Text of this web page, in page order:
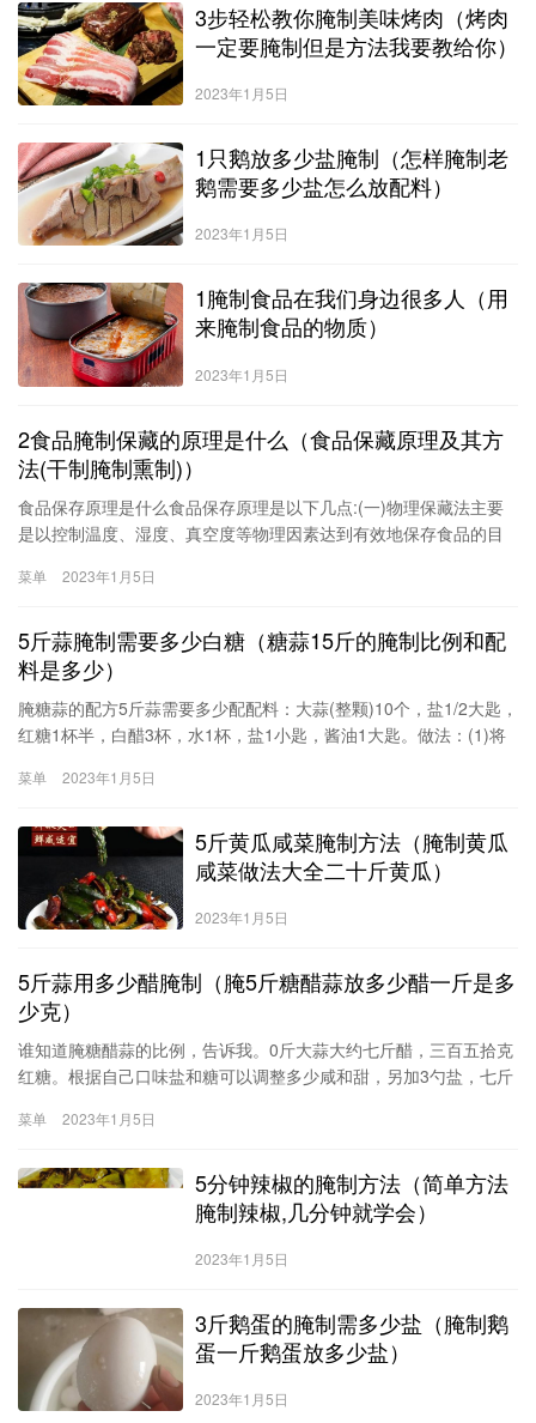
3步轻松教你腌制美味烤肉（烤肉
一定要腌制但是方法我要教给你）
2023年1月5日
1只鹅放多少盐腌制（怎样腌制老
鹅需要多少盐怎么放配料）
2023年1月5日
1腌制食品在我们身边很多人（用
来腌制食品的物质）
2023年1月5日
2食品腌制保藏的原理是什么（食品保藏原理及其方
法(干制腌制熏制)）
食品保存原理是什么食品保存原理是以下几点:(一)物理保藏法主要
是以控制温度、湿度、真空度等物理因素达到有效地保存食品的目
保存食品。如用糖、盐、酒、醋、植物杀菌剂、防腐剂等加入食品
菜单 2023年1月5日
5斤蒜腌制需要多少白糖（糖蒜15斤的腌制比例和配
料是多少）
腌糖蒜的配方5斤蒜需要多少配配料：大蒜(整颗)10个，盐1/2大匙，
红糖1杯半，白醋3杯，水1杯，盐1小匙，酱油1大匙。做法：(1)将
溶解后熄火，再放入大蒜浸渍20分钟，捞起沥干水份放凉备糖蒜
为糖醋汁。(4)将大蒜与冷却的糖醋汁一起放入容器中腌渍，糖醋汁
菜单 2023年1月5日
5斤黄瓜咸菜腌制方法（腌制黄瓜
咸菜做法大全二十斤黄瓜）
2023年1月5日
5斤蒜用多少醋腌制（腌5斤糖醋蒜放多少醋一斤是多
少克）
谁知道腌糖醋蒜的比例，告诉我。0斤大蒜大约七斤醋，三百五拾克
红糖。根据自己口味盐和糖可以调整多少咸和甜，另加3勺盐，七斤
16.7千克。糖醋大蒜的腌制方法比例蒜头(大蒜)1、蒜头剥去外层干
次都撒上
菜单 2023年1月5日
5分钟辣椒的腌制方法（简单方法
腌制辣椒,几分钟就学会）
2023年1月5日
3斤鹅蛋的腌制需多少盐（腌制鹅
蛋一斤鹅蛋放多少盐）
2023年1月5日